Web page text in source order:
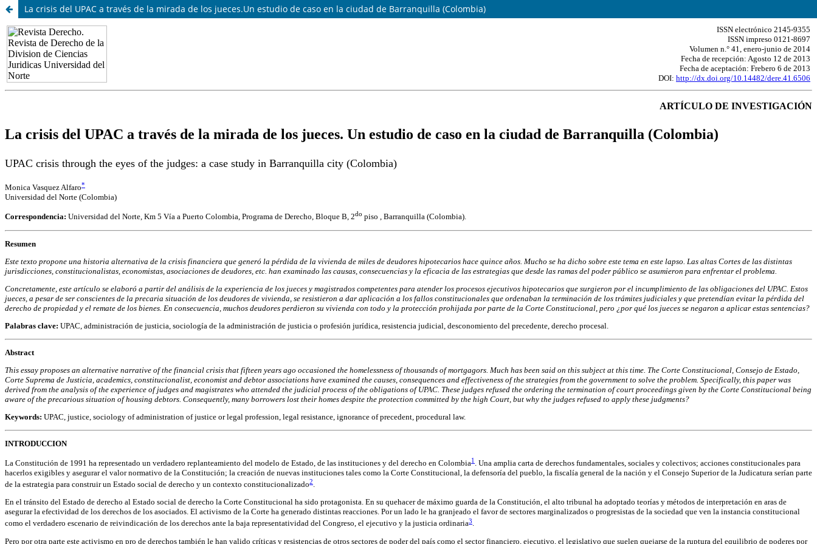
La crisis del UPAC a través de la mirada de los jueces.Un estudio de caso en la ciudad de Barranquilla (Colombia)